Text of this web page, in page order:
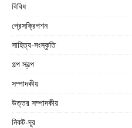
বিবিধ
প্রেসক্রিপশন
সাহিত্য-সংস্কৃতি
গল্প স্বল্প
সম্পাদকীয়
উত্তর সম্পাদকীয়
নিকট-দূর